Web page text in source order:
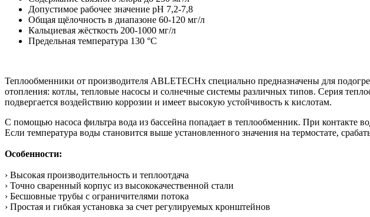
Допустимое рабочее значение pH 7,2-7,8
Общая щёлочность в диапазоне 60-120 мг/л
Кальциевая жёсткость 200-1000 мг/л
Предельная температура 130 °C
Теплообменники от производителя ABLETECHx специально предназначены для
отопления: котлы, тепловые насосы и солнечные системы различных типов. Серия
подвергается воздействию коррозии и имеет высокую устойчивость к кислотам.
С помощью насоса фильтра вода из бассейна попадает в теплообменник. При контакте
Если температура воды становится выше установленного значения на термостате,
Особенности:
› Высокая производительность и теплоотдача
› Точно сваренный корпус из высококачественной стали
› Бесшовные трубы с ограничителями потока
› Простая и гибкая установка за счет регулируемых кронштейнов